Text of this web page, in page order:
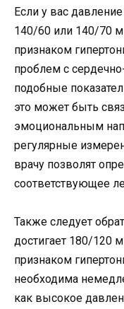
Если у вас
140/60 или 140/70
признаком
проблем с
подобные
это может быть
эмоциональным
регулярные
врачу позволят
соответствующее
Также следует
достигает 180/120
признаком
необходима
как высокое